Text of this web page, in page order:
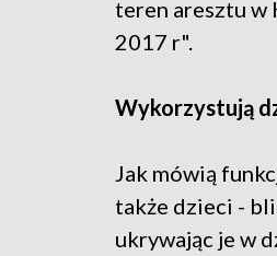
teren aresztu w
2017 r".
Wykorzystują
Jak mówią
także dzieci -
ukrywając je w